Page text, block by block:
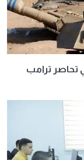
تحاصر ترامب